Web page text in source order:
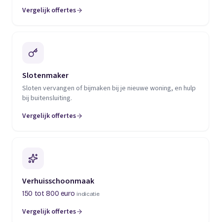
Vergelijk offertes
(opent in een nieuw tabblad)
Slotenmaker
Sloten vervangen of bijmaken bij je nieuwe woning, en hulp
bij buitensluiting.
Vergelijk offertes
(opent in een nieuw tabblad)
Verhuisschoonmaak
150 tot 800 euro indicatie
Vergelijk offertes
(opent in een nieuw tabblad)